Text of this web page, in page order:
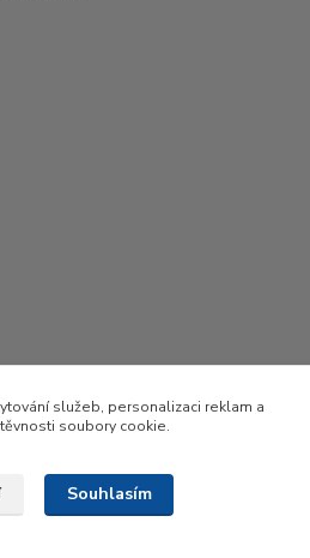
sběr cookies.
služeb, personalizaci reklam a
soubory cookie.
Souhlasím